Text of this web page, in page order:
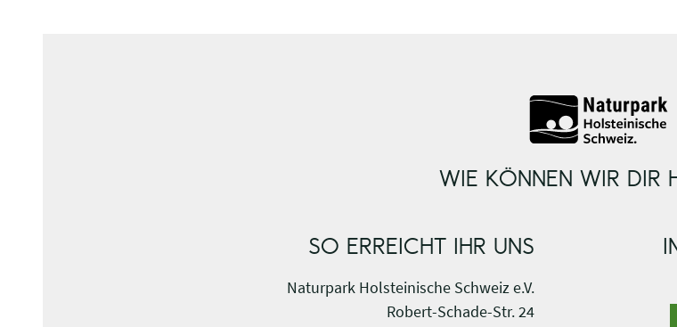
WIE KÖNNEN WIR DIR
SO ERREICHT IHR UNS
Naturpark Holsteinische Schweiz e.V.
Robert-Schade-Str. 24